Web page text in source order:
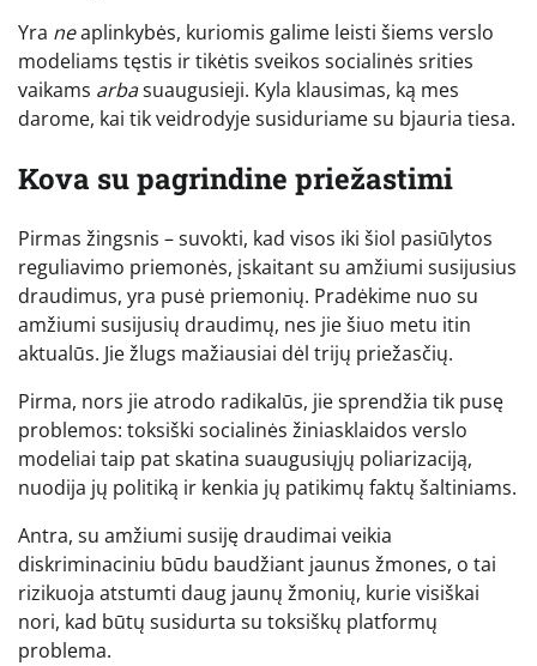
Yra neaplinkybės, kuriomis galime leisti šiems verslo
modeliams tęstis ir tikėtis sveikos socialinės srities
vaikams arbasuaugusieji. Kyla klausimas, ką mes
darome, kai tik veidrodyje susiduriame su bjauria tiesa.
Kova su pagrindine priežastimi
Pirmas žingsnis – suvokti, kad visos iki šiol pasiūlytos
reguliavimo priemonės, įskaitant su amžiumi susijusius
draudimus, yra pusė priemonių. Pradėkime nuo su
amžiumi susijusių draudimų, nes jie šiuo metu itin
aktualūs. Jie žlugs mažiausiai dėl trijų priežasčių.
Pirma, nors jie atrodo radikalūs, jie sprendžia tik pusę
problemos: toksiški socialinės žiniasklaidos verslo
modeliai taip pat skatina suaugusiųjų poliarizaciją,
nuodija jų politiką ir kenkia jų patikimų faktų šaltiniams.
Antra, su amžiumi susiję draudimai veikia
diskriminaciniu būdu baudžiant jaunus žmones, o tai
rizikuoja atstumti daug jaunų žmonių, kurie visiškai
nori, kad būtų susidurta su toksiškų platformų
problema.